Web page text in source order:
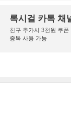
록시걸 카톡 채
친구 추가시 3천원 쿠폰
중복 사용 가능